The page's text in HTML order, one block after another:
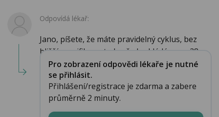
Odpovídá lékař:
Jano, píšete, že máte pravidelný cyklus, bez
bližší specifikace, tedy předpokládám cca 28...
Pro zobrazení odpovědi lékaře je nutné
se přihlásit.
Přihlášení/registrace je zdarma a zabere
průměrně 2 minuty.